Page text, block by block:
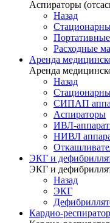
Аспираторы
Назад
Расходные
Аренда
Аренда
Назад
СИПАП
Аспираторы
ИВЛ-
НИВЛ
ЭКГ и
ЭКГ и
Назад
ЭКГ
Кардио-